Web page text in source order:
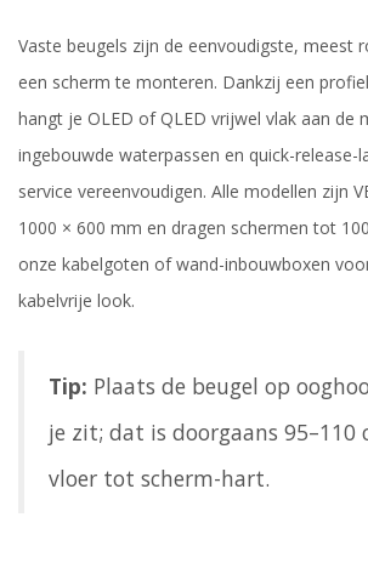
Vaste beugels zijn de eenvoudigste, meest
een scherm te monteren. Dankzij een
hangt je OLED of QLED vrijwel vlak aan de
ingebouwde waterpassen en quick-release-
service vereenvoudigen. Alle modellen zijn
1000 × 600 mm en dragen schermen tot
onze kabelgoten of wand-inbouwboxen
kabelvrije look.
Tip: Plaats de beugel op
je zit; dat is doorgaans 95–110
vloer tot scherm-hart.